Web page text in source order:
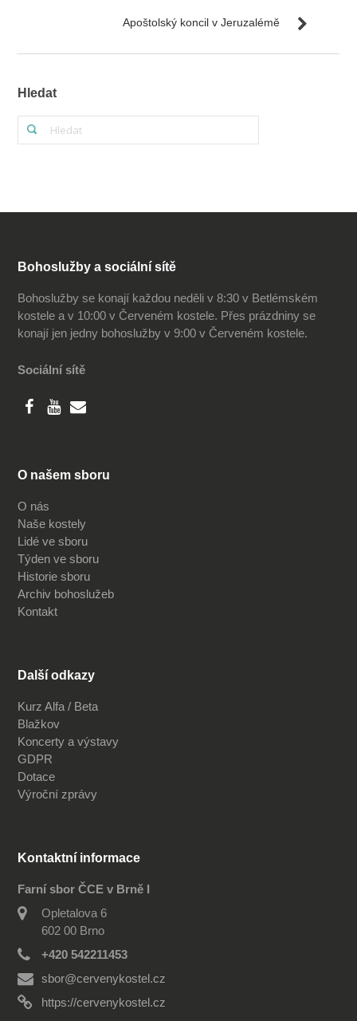
Apoštolský koncil v Jeruzalémě
Hledat
Bohoslužby a sociální sítě
Bohoslužby se konají každou neděli v 8:30 v Betlémském
kostele a v 10:00 v Červeném kostele. Přes prázdniny se
konají jen jedny bohoslužby v 9:00 v Červeném kostele.
Sociální sítě
O našem sboru
O nás
Naše kostely
Lidé ve sboru
Týden ve sboru
Historie sboru
Archiv bohoslužeb
Kontakt
Další odkazy
Kurz Alfa / Beta
Blažkov
Koncerty a výstavy
GDPR
Dotace
Výroční zprávy
Kontaktní informace
Farní sbor ČCE v Brně I
Opletalova 6
602 00 Brno
+420 542211453
sbor@cervenykostel.cz
https://cervenykostel.cz